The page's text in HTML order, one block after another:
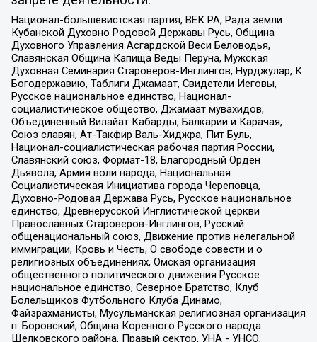
Национал-большевистская партия, ВЕК РА, Рада земли
Кубанской Духовно Родовой Державы Русь, Община
Духовного Управления Асгардской Веси Беловодья,
Славянская Община Капища Веды Перуна, Мужская
Духовная Семинария Староверов-Инглингов, Нурджулар, К
Богодержавию, Таблиги Джамаат, Свидетели Иеговы,
Русское национальное единство, Национал-
социалистическое общество, Джамаат мувахидов,
Объединенный Вилайат Кабарды, Балкарии и Карачая,
Союз славян, Ат-Такфир Валь-Хиджра, Пит Буль,
Национал-социалистическая рабочая партия России,
Славянский союз, Формат-18, Благородный Орден
Дьявола, Армия воли народа, Национальная
Социалистическая Инициатива города Череповца,
Духовно-Родовая Держава Русь, Русское национальное
единство, Древнерусской Инглистической церкви
Православных Староверов-Инглингов, Русский
общенациональный союз, Движение против нелегальной
иммиграции, Кровь и Честь, О свободе совести и о
религиозных объединениях, Омская организация
общественного политического движения Русское
национальное единство, Северное Братство, Клуб
Болельщиков Футбольного Клуба Динамо,
Файзрахманисты, Мусульманская религиозная организация
п. Боровский, Община Коренного Русского народа
Щелковского района, Правый сектор, УНА - УНСО,